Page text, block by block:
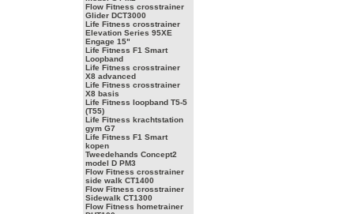
Flow Fitness crosstrainer
Glider DCT3000
Life Fitness crosstrainer
Elevation Series 95XE
Engage 15"
Life Fitness F1 Smart
Loopband
Life Fitness crosstrainer
X8 advanced
Life Fitness crosstrainer
X8 basis
Life Fitness loopband T5-5
(T55)
Life Fitness krachtstation
gym G7
Life Fitness F1 Smart
kopen
Tweedehands Concept2
model D PM3
Flow Fitness crosstrainer
side walk CT1400
Flow Fitness crosstrainer
Sidewalk CT1300
Flow Fitness hometrainer